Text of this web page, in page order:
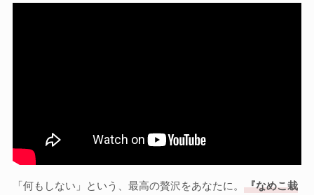
「何もしない」という、最高の贅沢をあなたに。
『なめこ栽